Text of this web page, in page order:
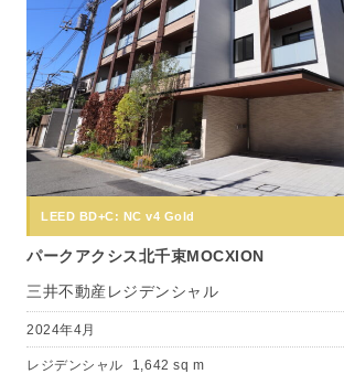
LEED BD+C: NC v4 Gold
パークアクシス北千束MOCXION
三井不動産レジデンシャル
2024年4月
レジデンシャル 1,642 sq m